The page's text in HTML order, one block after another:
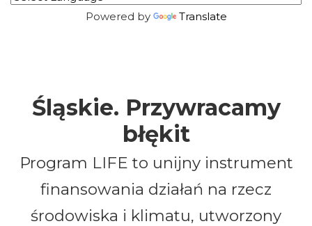
Powered by Translate
Śląskie. Przywracamy
błękit
Program LIFE to unijny instrument
finansowania działań na rzecz
środowiska i klimatu, utworzony